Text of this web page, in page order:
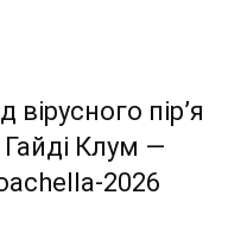
вірусного пір’я
Гайді Клум —
2026